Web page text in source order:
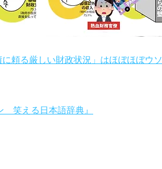
頼る厳しい財政状況」はほぼほぼウソ
笑える日本語辞典』